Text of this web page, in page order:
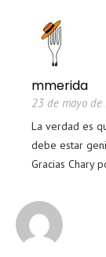
mmerida
23 de mayo
La verdad es
debe estar
Gracias Chary